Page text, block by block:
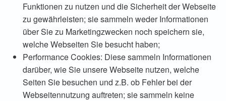
Funktionen zu nutzen und die Sicherheit der Webseite
zu gewährleisten; sie sammeln weder Informationen
über Sie zu Marketingzwecken noch speichern sie,
welche Webseiten Sie besucht haben;
Performance Cookies: Diese sammeln Informationen
darüber, wie Sie unsere Webseite nutzen, welche
Seiten Sie besuchen und z.B. ob Fehler bei der
Webseitennutzung auftreten; sie sammeln keine